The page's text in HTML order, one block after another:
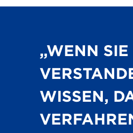
„WENN
WISSEN,